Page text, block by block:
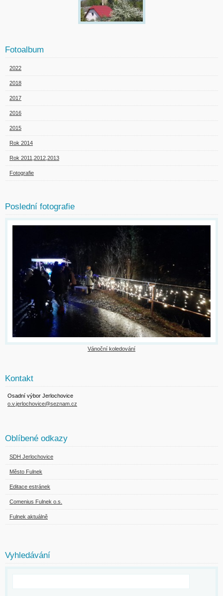
Fotoalbum
2022
2018
2017
2016
2015
Rok 2014
Rok 2011,2012,2013
Fotografie
Poslední fotografie
Vánoční koledování
Kontakt
Osadní výbor Jerlochovice
o.v.jerlochovice@seznam.cz
Oblíbené odkazy
SDH Jerlochovice
Město Fulnek
Editace estránek
Comenius Fulnek o.s.
Fulnek aktuálně
Vyhledávání